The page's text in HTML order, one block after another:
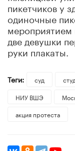
пикетчиков у
одиночные
мероприятием
две девушки
руки плакаты.
Теги: суд
НИУ ВШЭ
акция протеста